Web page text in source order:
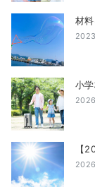
材
小
【